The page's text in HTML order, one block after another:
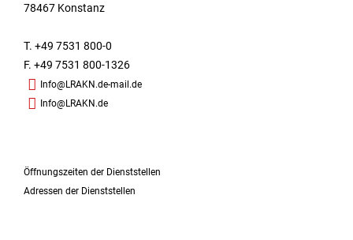
78467 Konstanz
T. +49 7531 800-0
F. +49 7531 800-1326
Info@LRAKN.de-mail.de
Info@LRAKN.de
Öffnungszeiten der Dienststellen
Adressen der Dienststellen